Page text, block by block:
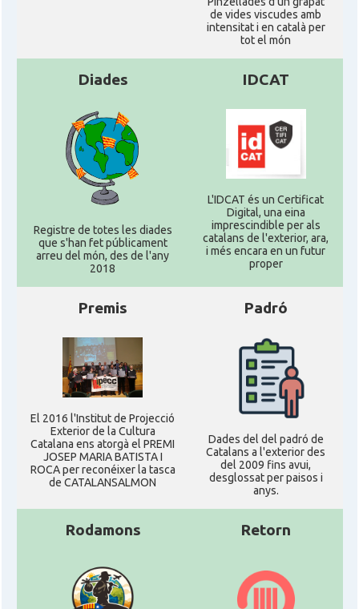
de vides viscudes amb
intensitat i en català per
tot el món
Diades
Registre de totes les diades
que s'han fet públicament
arreu del món, des de l'any
2018
IDCAT
L'IDCAT és un Certificat
Digital, una eina
imprescindible per als
catalans de l'exterior, ara,
i més encara en un futur
proper
Premis
El 2016 l'Institut de Projecció
Exterior de la Cultura
Catalana ens atorgà el PREMI
JOSEP MARIA BATISTA I
ROCA per reconéixer la tasca
de CATALANSALMON
Padró
Dades del del padró de
Catalans a l'exterior des
del 2009 fins avui,
desglossat per paisos i
anys.
Rodamons Retorn